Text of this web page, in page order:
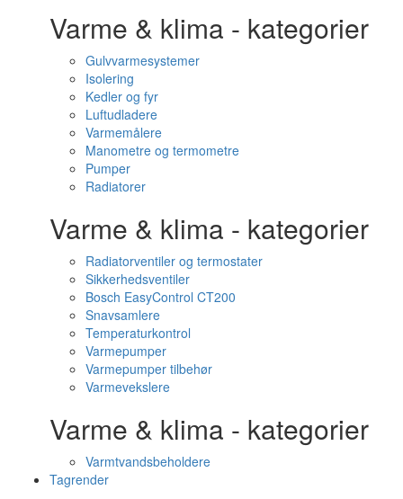
Varme & klima - kategorier
Gulvvarmesystemer
Isolering
Kedler og fyr
Luftudladere
Varmemålere
Manometre og termometre
Pumper
Radiatorer
Varme & klima - kategorier
Radiatorventiler og termostater
Sikkerhedsventiler
Bosch EasyControl CT200
Snavsamlere
Temperaturkontrol
Varmepumper
Varmepumper tilbehør
Varmevekslere
Varme & klima - kategorier
Varmtvandsbeholdere
Tagrender